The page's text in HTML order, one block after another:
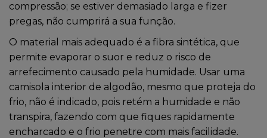
compressão; se estiver demasiado larga e fizer
pregas, não cumprirá a sua função.
O material mais adequado é a fibra sintética, que
permite evaporar o suor e reduz o risco de
arrefecimento causado pela humidade. Usar uma
camisola interior de algodão, mesmo que proteja do
frio, não é indicado, pois retém a humidade e não
transpira, fazendo com que fiques rapidamente
encharcado e o frio penetre com mais facilidade.